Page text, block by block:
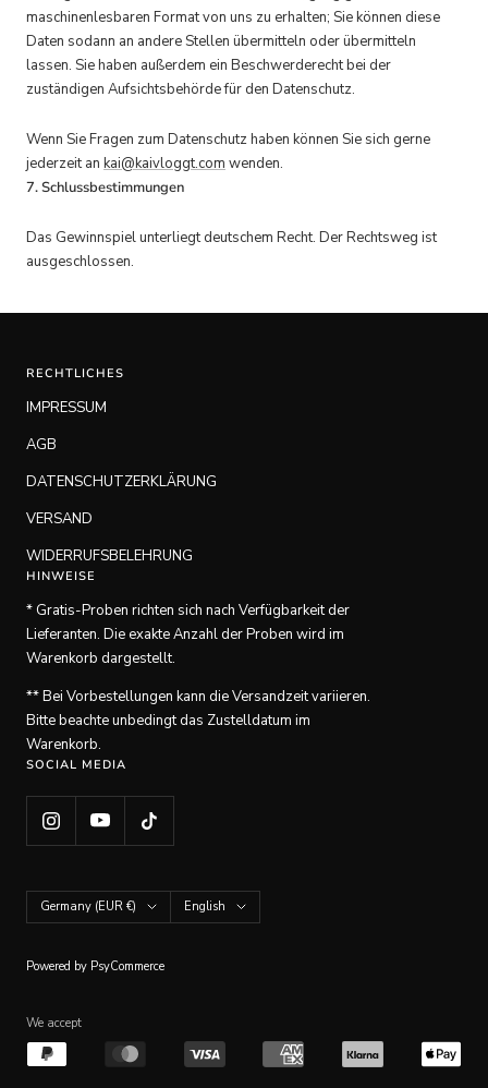
maschinenlesbaren Format von uns zu erhalten; Sie können diese
Daten sodann an andere Stellen übermitteln oder übermitteln
lassen. Sie haben außerdem ein Beschwerderecht bei der
zuständigen Aufsichtsbehörde für den Datenschutz.
Wenn Sie Fragen zum Datenschutz haben können Sie sich gerne
jederzeit an kai@kaivloggt.com wenden.
7. Schlussbestimmungen
Das Gewinnspiel unterliegt deutschem Recht. Der Rechtsweg ist
ausgeschlossen.
RECHTLICHES
IMPRESSUM
AGB
DATENSCHUTZERKLÄRUNG
VERSAND
WIDERRUFSBELEHRUNG
HINWEISE
* Gratis-Proben richten sich nach Verfügbarkeit der
Lieferanten. Die exakte Anzahl der Proben wird im
Warenkorb dargestellt.
** Bei Vorbestellungen kann die Versandzeit variieren.
Bitte beachte unbedingt das Zustelldatum im
Warenkorb.
SOCIAL MEDIA
Country/region
Germany (EUR €) Language
English
Powered by PsyCommerce
We accept